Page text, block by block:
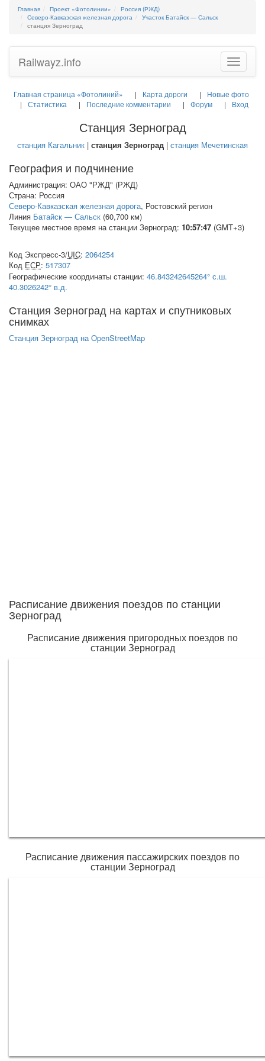
Главная Проект «Фотолинии»
Россия (РЖД)
Северо-Кавказская железная дорога
Участок Батайск — Сальск
станция Зерноград
Toggle
Railwayz.info
Главная страница «Фотолиний» Карта дороги
Новые фото
Статистика
Последние комментарии Форум Вход
Станция Зерноград
станция Кагальник | станция Зерноград | станция Мечетинская
География и подчинение
Администрация: ОАО "РЖД" (РЖД)
Страна: Россия
Северо-Кавказская железная дорога, Ростовский регион
Линия Батайск — Сальск (60,700 км)
Текущее местное время на станции Зерноград: 10:57:47 (GMT+3)
Код Экспресс-3/UIC: 2064254
Код ЕСР: 517307
Географические координаты станции: 46.843242645264° с.ш.
40.3026242° в.д.
Станция Зерноград на картах и спутниковых
снимках
Станция Зерноград на OpenStreetMap
Расписание движения поездов по станции
Зерноград
Расписание движения пригородных поездов по
станции Зерноград
Расписание движения пассажирских поездов по
станции Зерноград